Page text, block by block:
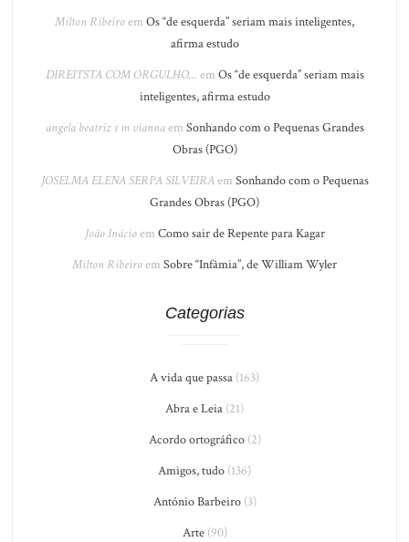
Milton Ribeiroem Os “de esquerda” seriam mais inteligentes,
afirma estudo
DIREITSTA COM ORGULHO... em Os “de esquerda” seriam mais
inteligentes, afirma estudo
angela beatriz s m viannaem Sonhando com o Pequenas Grandes
Obras (PGO)
JOSELMA ELENA SERPA SILVEIRAem Sonhando com o Pequenas
Grandes Obras (PGO)
João Inácioem Como sair de Repente para Kagar
Milton Ribeiroem Sobre “Infâmia”, de William Wyler
Categorias
A vida que passa (163)
Abra e Leia (21)
Acordo ortográfico(2)
Amigos, tudo (136)
António Barbeiro(3)
Arte(90)